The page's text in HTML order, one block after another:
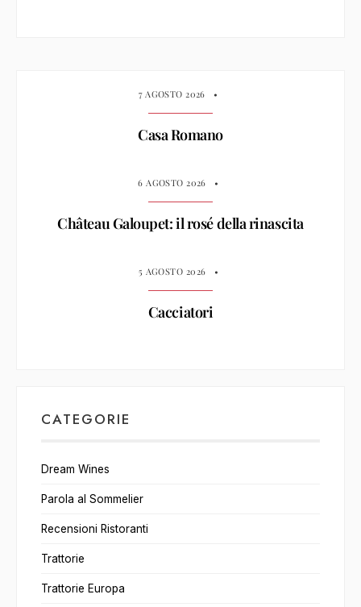
7 AGOSTO 2026 •
Casa Romano
6 AGOSTO 2026 •
Château Galoupet: il rosé della rinascita
5 AGOSTO 2026 •
Cacciatori
CATEGORIE
Dream Wines
Parola al Sommelier
Recensioni Ristoranti
Trattorie
Trattorie Europa